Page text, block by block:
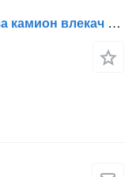
Радијатор на климатик 1371355 за камион влекач DAF CF85